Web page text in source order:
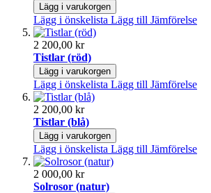
Lägg i varukorgen
Lägg i önskelista Lägg till Jämförelse
2 200,00 kr
Tistlar (röd)
Lägg i varukorgen
Lägg i önskelista Lägg till Jämförelse
2 200,00 kr
Tistlar (blå)
Lägg i varukorgen
Lägg i önskelista Lägg till Jämförelse
2 000,00 kr
Solrosor (natur)